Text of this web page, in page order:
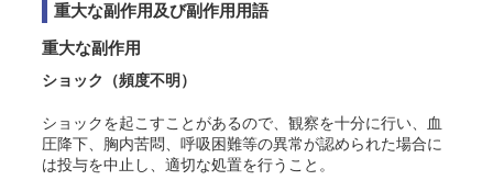
重大な副作用及び副作用用語
重大な副作用
ショック （頻度不明）
ショックを起こすことがあるので、観察を十分に行い、血
圧降下、胸内苦悶、呼吸困難等の異常が認められた場合に
は投与を中止し、適切な処置を行うこと。